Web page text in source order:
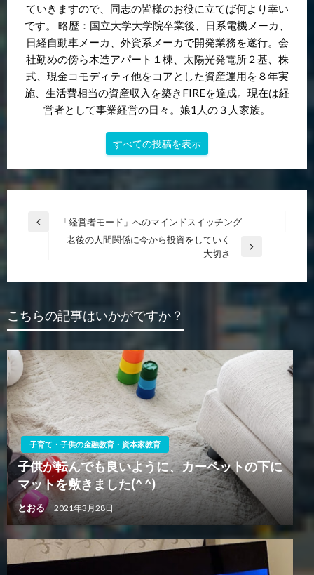
ていきますので、同志の皆様のお役に立てば何より幸い
です。 略歴：国立大学大学院卒業後、日系電機メーカ、
日経自動車メーカ、外資系メーカで開発業務を遂行。会
社勤めの傍ら木造アパート１棟、太陽光発電所２基、株
式、現金コモディティ他をコアとした資産運用を８年実
施、生活費相当の資産収入を築きFIREを達成。現在は経
営者として事業経営の日々。娘1人の３人家族。
すべての投稿を表示
投
ビ
ー
ョ
ン
「経営者モード」へのマインドスイッチング
投
老後の人間関係に今から投資をしていく
大切さ
こちらの記事はいかがですか？
子育て・子供の金融教育・資本家教育
子供が転んでも良いように、カーペットの下に
マットを敷きました(^ ^)
とおる 2021年3月28日